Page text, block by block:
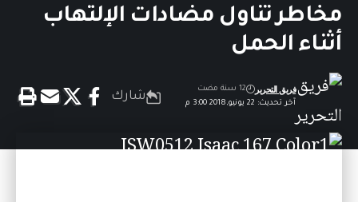
مخاطر تناول مضادات الإلتهاب
أثناء الحمل
آخر تحديث: 22 يونيو,2018 3:00 م
فريق التحرير 12 سنة مضت
شارك